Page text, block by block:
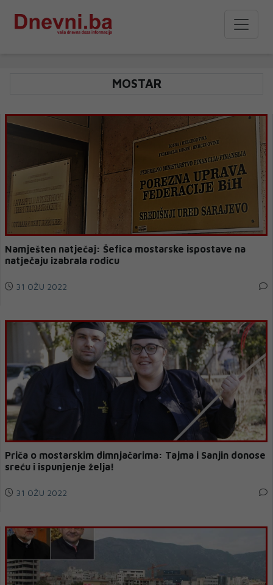
MOSTAR
Namješten natječaj: Šefica mostarske ispostave na
natječaju izabrala rodicu
31 OŽU 2022
Priča o mostarskim dimnjačarima: Tajma i Sanjin donose
sreću i ispunjenje želja!
31 OŽU 2022